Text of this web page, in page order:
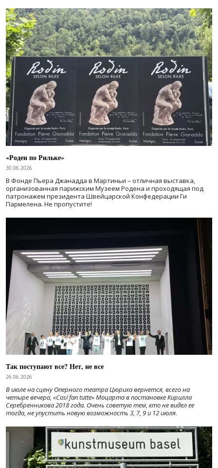
«Роден по Рильке»
30.06.2026
В Фонде Пьера Джанадда в Мартиньи – отличная выставка,
организованная парижским Музеем Родена и проходящая под
патронажем президента Швейцарской Конфедерации Ги
Пармелена. Не пропустите!
Так поступают все? Нет, не все
26.06.2026
В июле на сцену Оперного театра Цюриха вернется, всего на
четыре вечера, «Cosí fan tutte» Моцарта в постановке Кирилла
Серебренникова 2018 года. Очень советую тем, кто не видел ее
тогда, не упустить новую возможность 3, 7, 9 и 12 июля.